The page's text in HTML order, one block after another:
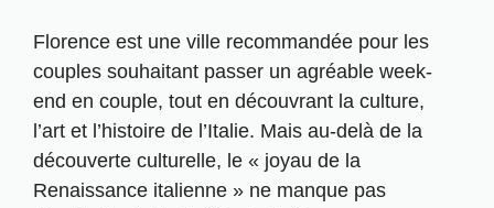
Florence est une ville recommandée pour les
couples souhaitant passer un agréable week-
end en couple, tout en découvrant la culture,
l’art et l’histoire de l’Italie. Mais au-delà de la
découverte culturelle, le « joyau de la
Renaissance italienne » ne manque pas